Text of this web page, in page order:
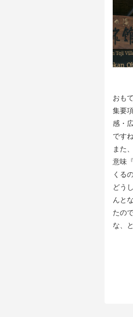
おも
集要
感・
です
また
意味
くる
どう
んと
たの
な、